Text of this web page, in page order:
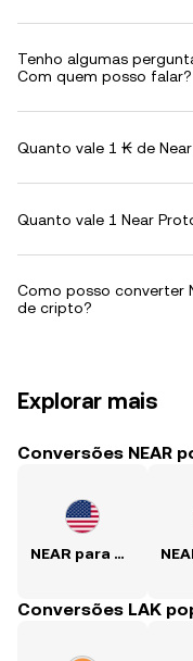
Tenho algumas
Com quem posso falar?
Quanto vale 1 ₭ de
Quanto vale 1 Near
Como posso converter
de cripto?
Explorar mais
Conversões NEAR
NEAR para USD
Conversões LAK